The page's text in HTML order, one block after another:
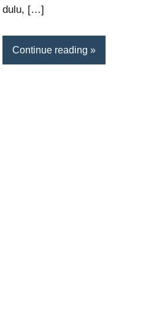
dulu, […]
Continue reading